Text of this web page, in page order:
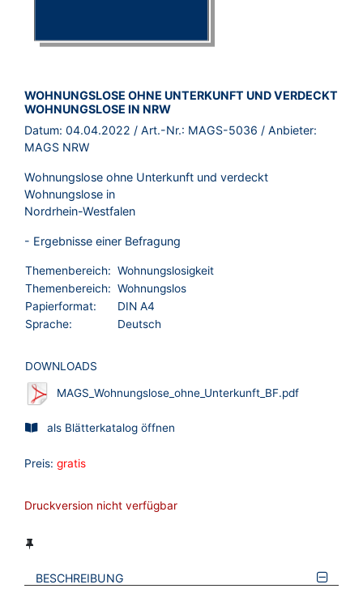
BROSCHÜRE:
WOHNUNGSLOSE OHNE UNTERKUNFT UND VERDECKT
WOHNUNGSLOSE IN NRW
Datum: 04.04.2022 / Art.-Nr.: MAGS-5036 / Anbieter:
MAGS NRW
Wohnungslose ohne Unterkunft und verdeckt
Wohnungslose in
Nordrhein-Westfalen
- Ergebnisse einer Befragung
Themenbereich: Wohnungslosigkeit
Themenbereich: Wohnungslos
Papierformat:
DIN A4
Sprache:
Deutsch
DOWNLOADS
MAGS_Wohnungslose_ohne_Unterkunft_BF.pdf
als Blätterkatalog öffnen
Preis: gratis
Druckversion nicht verfügbar
BESCHREIBUNG